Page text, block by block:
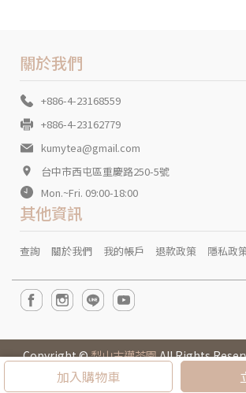
加入購物車
關於我們
+886-4-23168559
+886-4-23162779
kumytea@gmail.com
台中市西屯區重慶路250-5號
Mon.~Fri. 09:00-18:00
其他資訊
查詢 關於我們 我的帳戶 退款政策 隱私政
Copyright ©梨山古邁茶園All Rights